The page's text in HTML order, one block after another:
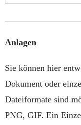
Anlagen
Sie können hier
Dokument oder
Dateiformate sind
PNG, GIF. Ein